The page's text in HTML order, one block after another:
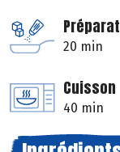
20 min
Cuisson
40 min